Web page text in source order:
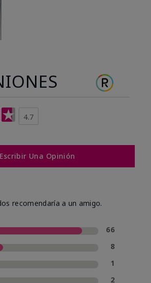
4.7
Escribir Una Opinión
recomendaría a un amigo.
66
8
1
2